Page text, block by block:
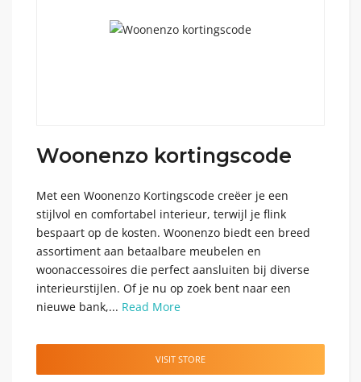
Woonenzo kortingscode
Met een Woonenzo Kortingscode creëer je een
stijlvol en comfortabel interieur, terwijl je flink
bespaart op de kosten. Woonenzo biedt een breed
assortiment aan betaalbare meubelen en
woonaccessoires die perfect aansluiten bij diverse
interieurstijlen. Of je nu op zoek bent naar een
nieuwe bank,... Read More
VISIT STORE